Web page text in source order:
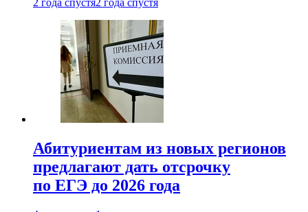
2 года спустя2 года спустя
Абитуриентам из новых регионов
предлагают дать отсрочку
по ЕГЭ до 2026 года